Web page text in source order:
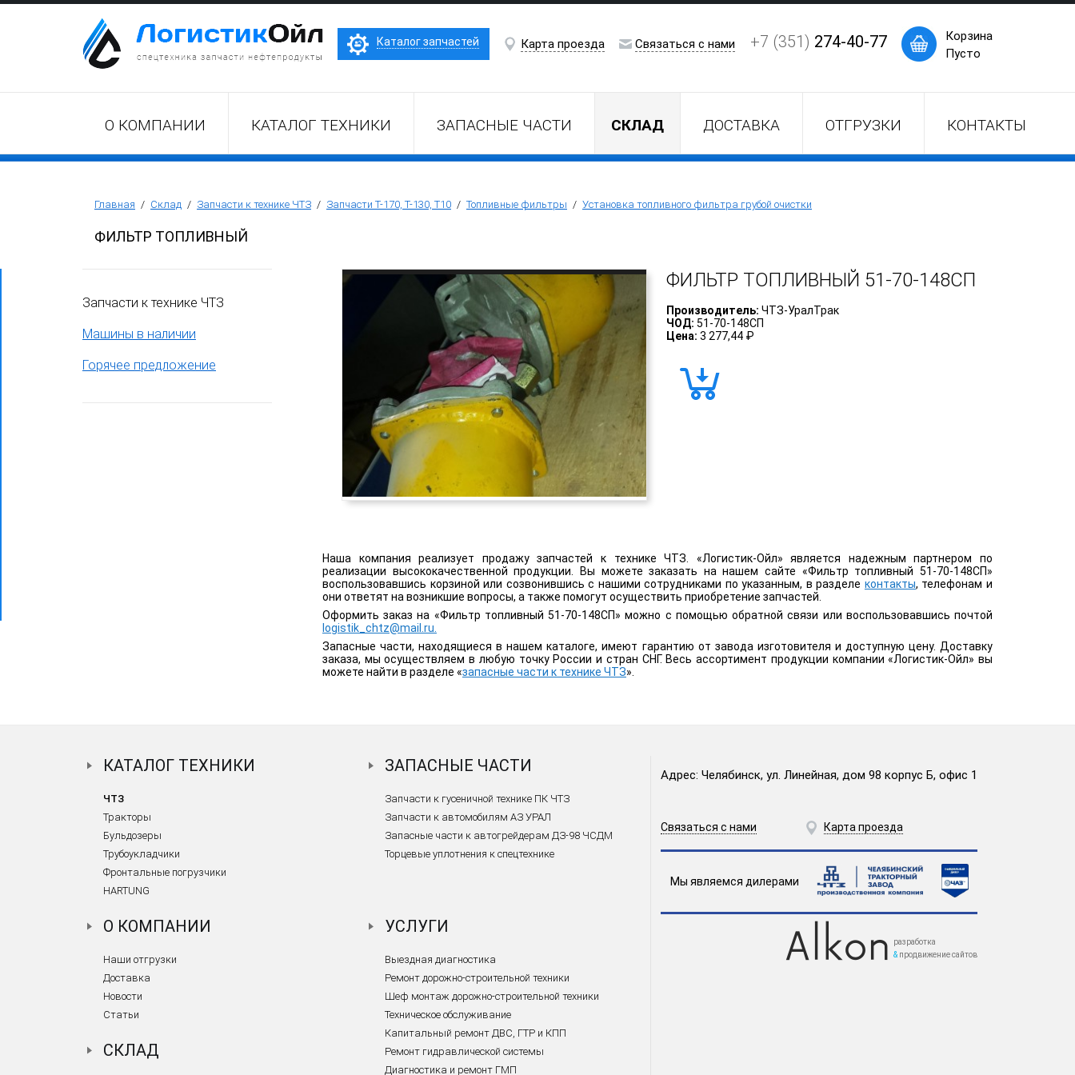
Бульдозер Б12
Трубоукладчики ТР12 /ТР20
Каталог запчастей Карта проезда Связаться с нами +7 (351) 274-40-77
Корзина
Пусто
О КОМПАНИИ КАТАЛОГ ТЕХНИКИ ЗАПАСНЫЕ ЧАСТИ СКЛАД ДОСТАВКА ОТГРУЗКИ КОНТАКТЫ
Главная / Склад / Запчасти к технике ЧТЗ / Запчасти Т-170, Т-130, Т10 / Топливные фильтры / Установка топливного фильтра грубой очистки
ФИЛЬТР ТОПЛИВНЫЙ
ФИЛЬТР ТОПЛИВНЫЙ 51-70-148СП
Производитель: ЧТЗ-УралТрак
ЧОД: 51-70-148СП
Цена: 3 277,44 ₽
Наша компания реализует продажу запчастей к технике ЧТЗ. «Логистик-Ойл» является надежным партнером по
реализации высококачественной продукции. Вы можете заказать на нашем сайте «Фильтр топливный 51-70-148СП»
воспользовавшись корзиной или созвонившись с нашими сотрудниками по указанным, в разделе контакты, телефонам и
они ответят на возникшие вопросы, а также помогут осуществить приобретение запчастей.
Оформить заказ на «Фильтр топливный 51-70-148СП» можно с помощью обратной связи или воспользовавшись почтой
logistik_chtz@mail.ru.
Запасные части, находящиеся в нашем каталоге, имеют гарантию от завода изготовителя и доступную цену. Доставку
заказа, мы осуществляем в любую точку России и стран СНГ. Весь ассортимент продукции компании «Логистик-Ойл» вы
можете найти в разделе «запасные части к технике ЧТЗ».
Запчасти к технике ЧТЗ
Машины в наличии
Горячее предложение
КАТАЛОГ ТЕХНИКИ
ЧТЗ
Тракторы
Бульдозеры
Трубоукладчики
Фронтальные погрузчики
HARTUNG
ЗАПАСНЫЕ ЧАСТИ
Запчасти к гусеничной технике ПК ЧТЗ
Запчасти к автомобилям АЗ УРАЛ
Запасные части к автогрейдерам ДЗ-98 ЧСДМ
Торцевые уплотнения к спецтехнике
О КОМПАНИИ
Наши отгрузки
Доставка
Новости
Статьи
СКЛАД
УСЛУГИ
Выездная диагностика
Ремонт дорожно-строительной техники
Шеф монтаж дорожно-строительной техники
Техническое обслуживание
Капитальный ремонт ДВС, ГТР и КПП
Ремонт гидравлической системы
Диагностика и ремонт ГМП
Адрес: Челябинск, ул. Линейная, дом 98 корпус Б, офис 1
Связаться с нами Карта проезда
Мы являемся дилерами
разработка
& продвижение сайтов